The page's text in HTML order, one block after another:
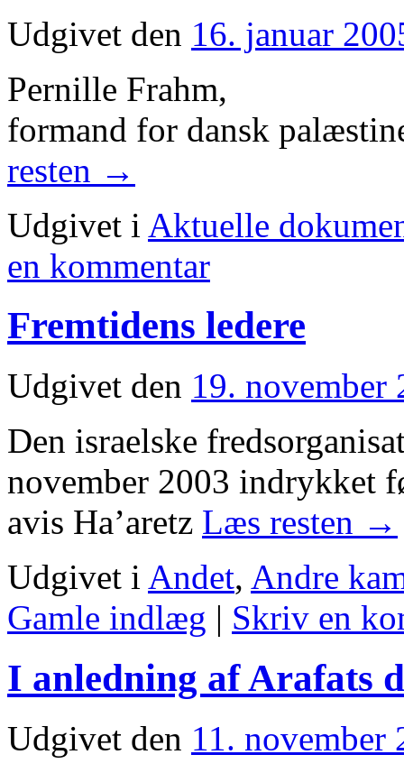
Udgivet den 16. januar
Pernille Frahm,
formand for dansk
resten →
Udgivet i Aktuelle
en kommentar
Fremtidens ledere
Udgivet den 19. november
Den israelske
november 2003 indrykket
avis Ha’aretz Læs resten →
Udgivet i Andet, Andre
Gamle indlæg | Skriv en
I anledning af Arafats
Udgivet den 11. november